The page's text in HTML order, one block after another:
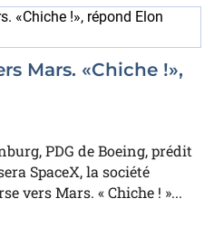
Mars. «Chiche !»,
PDG de Boeing, prédit
SpaceX, la société
vers Mars. « Chiche ! »...